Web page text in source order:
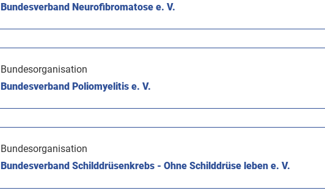
Bundesverband Neurofibromatose e. V.
Bundesorganisation
Bundesverband Poliomyelitis e. V.
Bundesorganisation
Bundesverband Schilddrüsenkrebs - Ohne Schilddrüse leben e. V.